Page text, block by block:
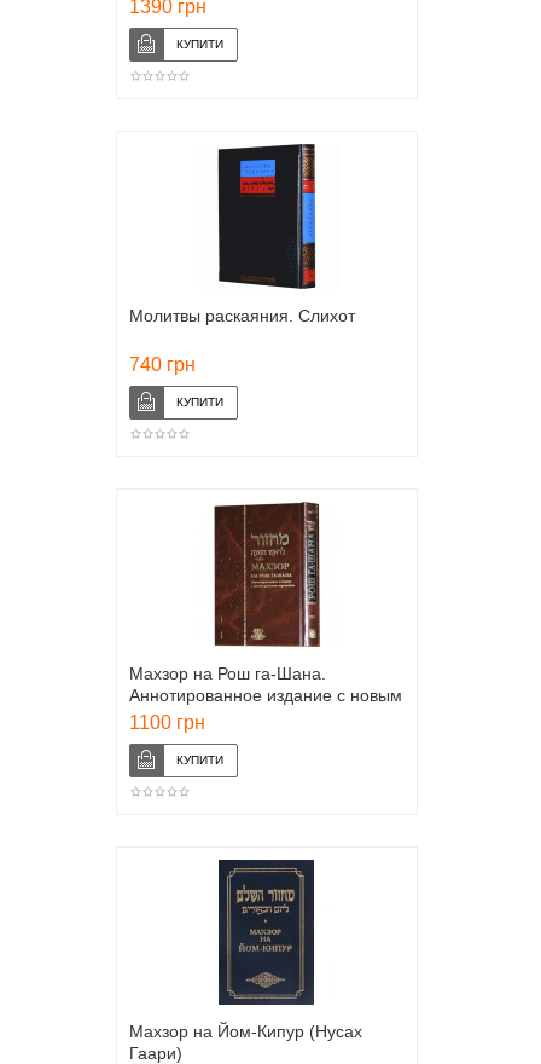
1390 грн
Молитвы раскаяния. Слихот
740 грн
Махзор на Рош га-Шана.
Аннотированное издание с новым
русским переводом
1100 грн
Махзор на Йом-Кипур (Нусах
Гаари)